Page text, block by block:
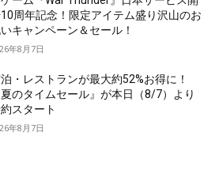
周年記念！限定アイテム盛り沢山のお
キャンペーン＆セール！
年8月7日
・レストランが最大約52%お得に！
夏のタイムセール』が本日（8/7）より
スタート
年8月7日